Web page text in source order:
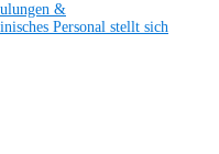
&
Personal stellt sich